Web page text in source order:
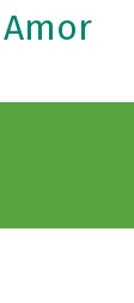
Amor